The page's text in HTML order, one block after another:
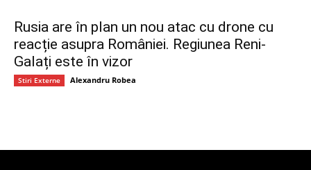
Rusia are în plan un nou atac cu drone cu
reacție asupra României. Regiunea Reni-
Galați este în vizor
Stiri Externe Alexandru Robea